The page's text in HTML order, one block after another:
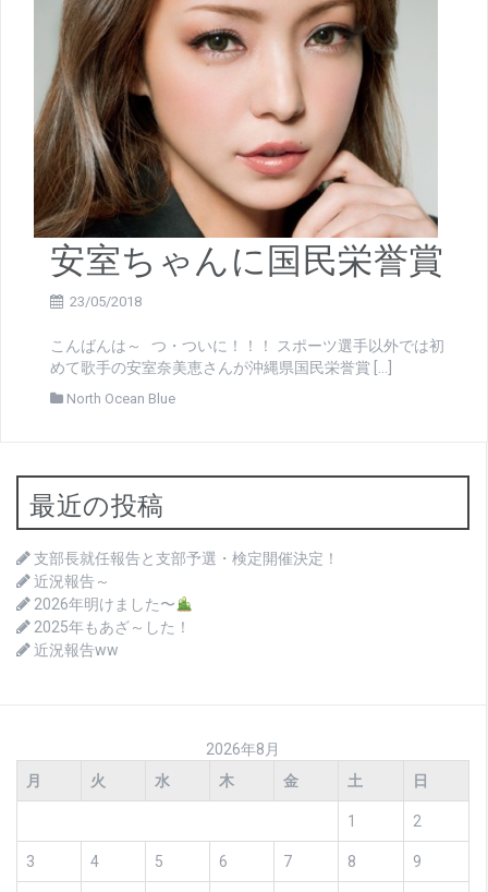
安室ちゃんに国民栄誉賞
23/05/2018
こんばんは～ つ・ついに！！！ スポーツ選手以外では初
めて歌手の安室奈美恵さんが沖縄県国民栄誉賞 […]
North Ocean Blue
最近の投稿
支部長就任報告と支部予選・検定開催決定！
近況報告～
2026年明けました〜
2025年もあざ～した！
近況報告ww
2026年8月
月
火 水 木 金 土 日
1 2
3 4 5 6 7 8 9